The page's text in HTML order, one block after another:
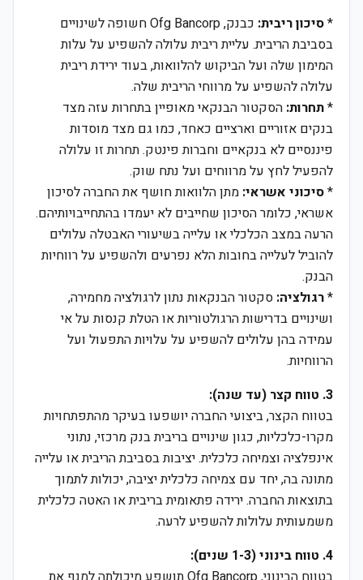
*סיכון ריבית:
כבנק, Ofg Bancorp חשופה לשינויים
בסביבת הריבית. עליית ריבית עלולה להשפיע על עלות
המימון שלה ועל הביקוש להלוואות, בעוד ירידת ריבית
עלולה להשפיע על מרווחי הריבית שלה.
*תחרות: הסקטור הבנקאי מאופיין בתחרות עזה מצד
בנקים אזוריים וארציים כאחד, כמו גם מצד מוסדות
פיננסיים לא בנקאיים וחברות פינטק. תחרות זו עלולה
להפעיל לחץ על מרווחים ועל נתח שוק.
*סיכוני אשראי: מתן הלוואות חושף את החברה לסיכון
אשראי, כלומר הסיכון שחייבים לא יעמדו בהתחייבויותיהם.
הרעה במצב הכלכלי או עלייה בשיעורי האבטלה עלולים
להוביל לעלייה בחובות הלא נפרעים ולהשפיע על רווחיות
הבנק.
*רגולציה: סקטור הבנקאות נתון לרגולציה מחמירה,
ושינויים בדרישות הרגולטוריות או הטלת קנסות על אי
עמידה בהן עלולים להשפיע על עלויות התפעול ועל
הרווחיות.
3. טווח קצר (עד שנה):
בטווח הקצר, ביצועי החברה יושפעו בעיקר מהתפתחויות
מקרו-כלכליות, כגון שינויים בריבית בנק מרכזי, נתוני
אינפלציה וצמיחה כלכלית. יציבות בסביבת הריבית או עלייה
מתונה בה, יחד עם צמיחה כלכלית יציבה, יכולות לתמוך
בתוצאות החברה. ירידה פתאומית בריבית או האטה כלכלית
משמעותית עלולות להשפיע לרעה.
4. טווח בינוני (1-3 שנים):